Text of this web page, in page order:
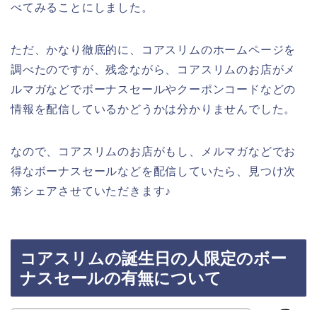
べてみることにしました。
ただ、かなり徹底的に、コアスリムのホームページを
調べたのですが、残念ながら、コアスリムのお店がメ
ルマガなどでボーナスセールやクーポンコードなどの
情報を配信しているかどうかは分かりませんでした。
なので、コアスリムのお店がもし、メルマガなどでお
得なボーナスセールなどを配信していたら、見つけ次
第シェアさせていただきます♪
コアスリムの誕生日の人限定のボー
ナスセールの有無について